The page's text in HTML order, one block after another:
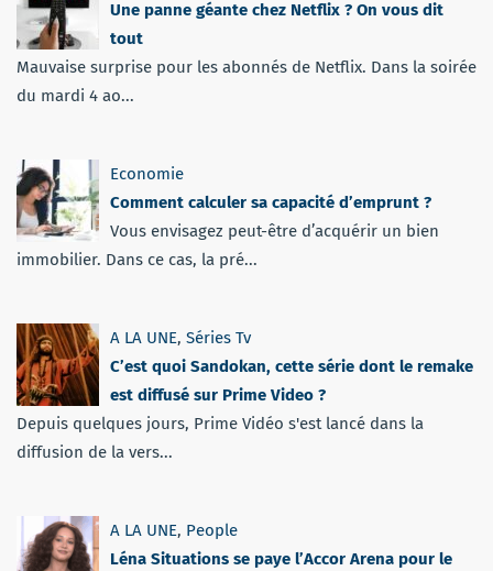
Une panne géante chez Netflix ? On vous dit
tout
Mauvaise surprise pour les abonnés de Netflix. Dans la soirée
du mardi 4 ao...
Economie
Comment calculer sa capacité d’emprunt ?
Vous envisagez peut-être d’acquérir un bien
immobilier. Dans ce cas, la pré...
A LA UNE, Séries Tv
C’est quoi Sandokan, cette série dont le remake
est diffusé sur Prime Video ?
Depuis quelques jours, Prime Vidéo s'est lancé dans la
diffusion de la vers...
A LA UNE, People
Léna Situations se paye l’Accor Arena pour le